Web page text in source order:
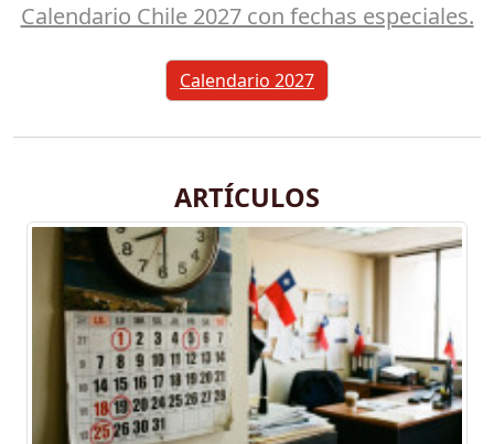
Calendario Chile 2027 con fechas especiales.
Calendario 2027
ARTÍCULOS